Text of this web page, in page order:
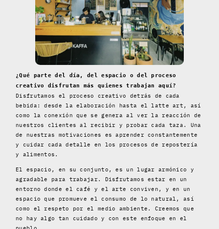
¿Qué parte del día, del espacio o del proceso
creativo disfrutan más quienes trabajan aquí?
Disfrutamos el proceso creativo detrás de cada
bebida: desde la elaboración hasta el latte art, así
como la conexión que se genera al ver la reacción de
nuestros clientes al recibir y probar cada taza. Una
de nuestras motivaciones es aprender constantemente
y cuidar cada detalle en los procesos de repostería
y alimentos.
El espacio, en su conjunto, es un lugar armónico y
agradable para trabajar. Disfrutamos estar en un
entorno donde el café y el arte conviven, y en un
espacio que promueve el consumo de lo natural, así
como el respeto por el medio ambiente. Creemos que
no hay algo tan cuidado y con este enfoque en el